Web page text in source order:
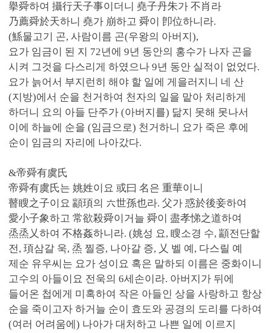
擧舜하여 攝行天子事이더니 堯子丹朱가 不肖라
乃薦舜於天하니 堯가 崩하고 舜이 卽位하니라.
(鯀물고기 곤, 사람이름 곤(우왕의 아버지),
요가 임금이 된 지 72년에 9년 동안의 홍수가 나자 곤을
시켜 그것을 다스리게 하였으나 9년 동안 실적이 없었다.
요가 늙어서 부지런히 해야 할 일에 게을러지니 네 산
(지방)에서 순을 천거하여 천자의 일을 맡아 처리하게
하더니 요의 아들 단주가 (아버지를) 닮지 못해 못나서
이에 하늘에 순을 (임금으로) 천거하니 요가 죽은 후에
순이 임금의 자리에 나아갔다.
&帝舜有虞氏
帝舜有虞氏는 姚姓이요 或曰 名은 重華이니
瞽瞍之子이요 顓頊의 六世孫也라. 父가 惑於後妾하여
愛小子象하고 常欲殺舜이거늘 舜이 盡孝悌之道하여
烝烝乂하여 不格姦하니라. (姚성 요, 瞍소경 수, 顓전단할
전, 頊삼갈 욱, 烝 찔증, 나아갈 증, 乂 벨 예, 다스릴 예
제순 유우씨는 요가 성이요 혹은 말하되 이름은 중화이니
고수의 아들이요 전욱의 6세손이라. 아버지가 뒤에
들어온 첩에게 미혹하여 작은 아들인 상을 사랑하고 항상
순을 죽이고자 하거늘 순이 효도와 공경의 도리를 다하여
(여러 어려움에) 나아가 대처하고 나쁜 일에 이르지